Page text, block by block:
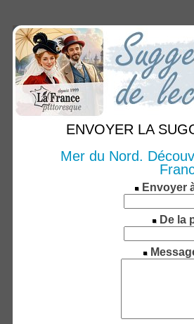
ENVOYER LA
Mer du Nord.
Envoyer
De la